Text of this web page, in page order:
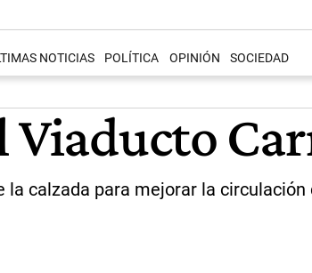
NOTICIAS POLÍTICA OPINIÓN SOCIEDAD
Viaducto
la calzada para mejorar la circulación